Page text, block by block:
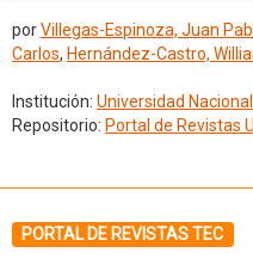
porVillegas-Espinoza, Juan
Carlos, Hernández-Castro,
Institución: Universidad
Repositorio: Portal de Revistas
PORTAL DE REVISTAS TEC